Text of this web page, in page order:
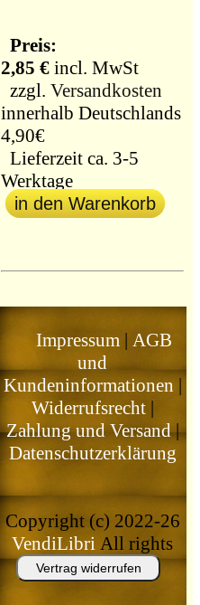
Preis:
2,85 € incl. MwSt
zzgl.Versandkosten
innerhalb Deutschlands
4,90€
Lieferzeit ca. 3-5
Werktage
in den Warenkorb
Impressum| AGB
und
Kundeninformationen |
Widerrufsrecht|
Zahlung und Versand|
Datenschutzerklärung
Copyright (c) 2022-26
VendiLibri All rights
reserved
Vertrag widerrufen